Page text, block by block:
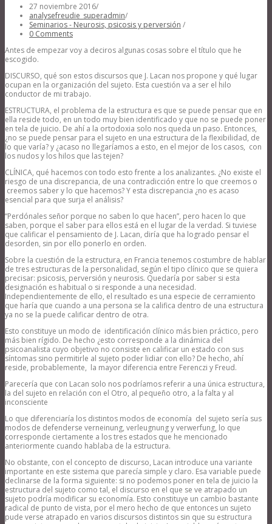
27 noviembre 2016/
analysefreudie_superadmin/
Seminarios - Neurosis, psicosis y perversión /
0 Comments
Antes de empezar voy a deciros algunas cosas sobre el título que he
escogido.
DISCURSO, qué son estos discursos que J. Lacan nos propone y qué lugar
ocupan en la organización del sujeto. Esta cuestión va a ser el hilo
conductor de mi trabajo.
ESTRUCTURA, el problema de la estructura es que se puede pensar que en
ella reside todo, en un todo muy bien identificado y que no se puede poner
en tela de juicio. De ahí a la ortodoxia solo nos queda un paso. Entonces,
¿no se puede pensar para el sujeto en una estructura de la flexibilidad, de
lo que varía? y ¿acaso no llegaríamos a esto, en el mejor de los casos, con
los nudos y los hilos que las tejen?
CLÍNICA, qué hacemos con todo esto frente a los analizantes. ¿No existe el
riesgo de una discrepancia, de una contradicción entre lo que creemos o
creemos saber y lo que hacemos? Y esta discrepancia ¿no es acaso
esencial para que surja el análisis?
“Perdónales señor porque no saben lo que hacen”, pero hacen lo que
saben, porque el saber para ellos está en el lugar de la verdad. Si tuviese
que calificar el pensamiento de J. Lacan, diría que ha logrado pensar el
desorden, sin por ello ponerlo en orden.
Sobre la cuestión de la estructura, en Francia tenemos costumbre de hablar
de tres estructuras de la personalidad, según el tipo clínico que se quiera
precisar: psicosis, perversión y neurosis. Quedaría por saber si esta
designación es habitual o si responde a una necesidad.
Independientemente de ello, el resultado es una especie de cerramiento
que haría que cuando a una persona se la califica dentro de una estructura
ya no se la puede calificar dentro de otra.
Esto constituye un modo de identificación clínico más bien práctico, pero
más bien rígido. De hecho ¿esto corresponde a la dinámica del
psicoanalista cuyo objetivo no consiste en calificar un estado con sus
síntomas sino permitirle al sujeto poder lidiar con ello? De hecho, ahí
reside, probablemente, la mayor diferencia entre Ferenczi y Freud.
Parecería que con Lacan solo nos podríamos referir a una única estructura,
la del sujeto en relación con el Otro, al pequeño otro, a la falta y al
inconsciente
Lo que diferenciaría los distintos modos de economía del sujeto sería sus
modos de defenderse verneinung, verleugnung y verwerfung, lo que
corresponde ciertamente a los tres estados que he mencionado
anteriormente cuando hablaba de la estructura.
No obstante, con el concepto de discurso, Lacan introduce una variante
importante en este sistema que parecía simple y claro. Esa variable puede
declinarse de la forma siguiente: si no podemos poner en tela de juicio la
estructura del sujeto como tal, el discurso en el que se ve atrapado un
sujeto podría modificar su economía. Esto constituye un cambio bastante
radical de punto de vista, por el mero hecho de que entonces un sujeto
pude verse atrapado en varios discursos distintos sin que su estructura